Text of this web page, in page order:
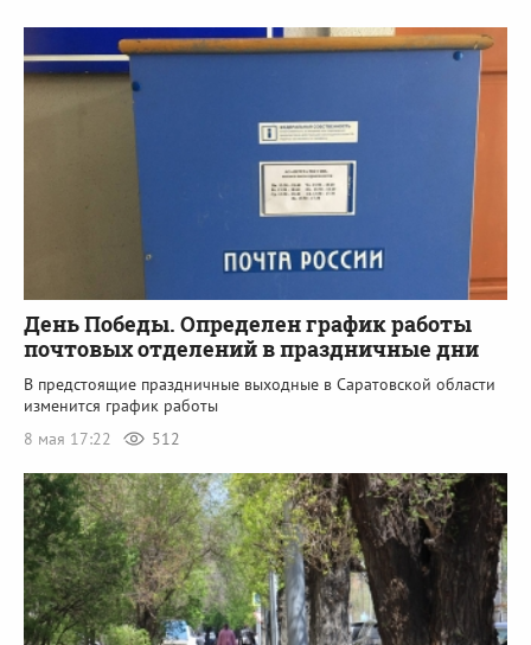
День Победы. Определен график работы
почтовых отделений в праздничные дни
В предстоящие праздничные выходные в Саратовской области
изменится график работы
8 мая 17:22
512